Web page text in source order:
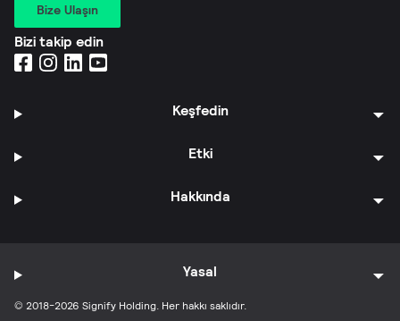
Bize Ulaşın
Bizi takip edin
Keşfedin
Etki
Hakkında
© 2018-2026 Signify Holding. Her hakkı saklıdır.
Yasal